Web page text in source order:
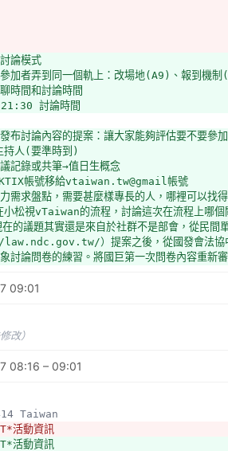
論模式
加者弄到同一個軌上：改場地(A9)、報到機制
時間和討論時間
討論時間
布討論內容的提案：讓大家能夠評估要不要參
持人(要準時到)
記錄或共筆→值日生概念
帳號移給vtaiwan.tw@gmail帳號
需求盤點，需要甚麼樣專長的人，哪裡可以找得
松視vTaiwan的流程，討論這次在流程上哪個
的議題其實還是來自於社群不是部會，從民間
）提案之後，從國發會法協
討論問卷的練習。將國巨第一次問卷內容重新
卷專長的人
家華請教vtaiwan機制*出席：家華、雨蒼、
社群與機關、議題主責部會和研究單位
的窗口與信賴關係
流程
料跨部門運用之法制研析案，研究案（標案）
足時間討論：
：萌典松紀錄3.a*問卷無充足時間討論：
09:01
改）
08:16 – 09:01
Taiwan
活動資訊
活動資訊